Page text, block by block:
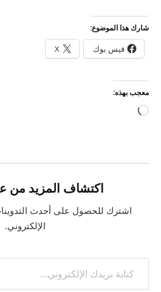
شارك هذا الموضوع:
فيس بوك X
معجب بهذه:
جاري
اكتشاف المزيد من
اشترك للحصول على أحدث
الإلكتروني.
كتابة بريدك الإلكتروني...